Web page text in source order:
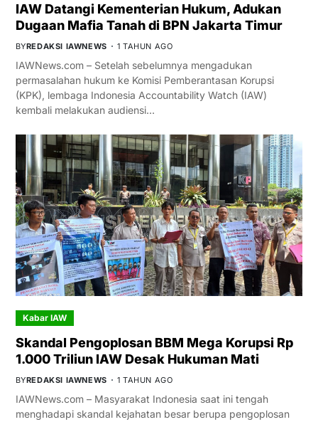
IAW Datangi Kementerian Hukum, Adukan
Dugaan Mafia Tanah di BPN Jakarta Timur
BYREDAKSI IAWNEWS 1 TAHUN AGO
IAWNews.com – Setelah sebelumnya mengadukan
permasalahan hukum ke Komisi Pemberantasan Korupsi
(KPK), lembaga Indonesia Accountability Watch (IAW)
kembali melakukan audiensi…
Kabar IAW
Skandal Pengoplosan BBM Mega Korupsi Rp
1.000 Triliun IAW Desak Hukuman Mati
BYREDAKSI IAWNEWS 1 TAHUN AGO
IAWNews.com – Masyarakat Indonesia saat ini tengah
menghadapi skandal kejahatan besar berupa pengoplosan